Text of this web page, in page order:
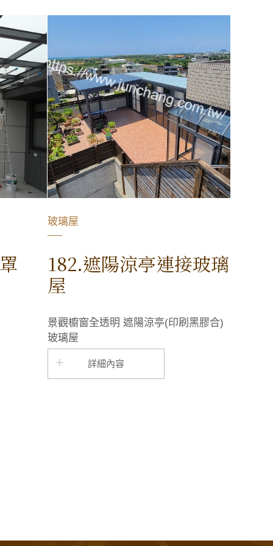
玻璃屋
182.遮陽涼亭連接玻璃
屋
景觀櫥窗全透明 遮陽涼亭(印刷黑膠合)
玻璃屋
詳細內容